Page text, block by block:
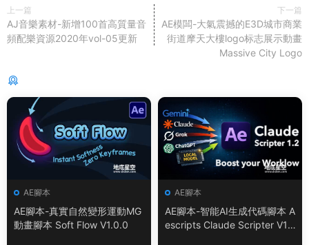
上一篇
AJ音樂素材-新增100首高質量音
頻配樂資源2020年vol-05更新
下一篇
AE模闆-大氣震撼的E3D城市商業
街道摩天大樓logo标志展示動畫
Massive City Logo
AE腳本
AE腳本-真實自然變形運動MG
動畫腳本 Soft Flow V1.0.0
AE腳本
AE腳本-智能AI生成代碼腳本 A
escripts Claude Scripter V1.